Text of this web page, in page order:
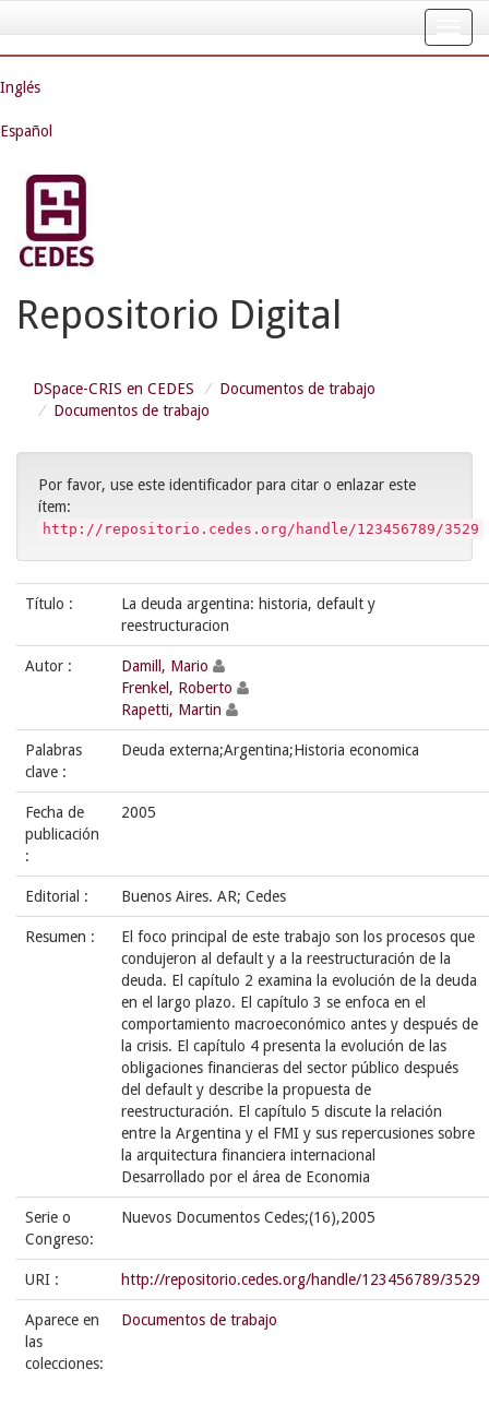
navigation
Inglés
Español
Repositorio Digital
DSpace-CRIS en CEDES
Documentos de trabajo
Documentos de trabajo
Por favor, use este identificador para citar o enlazar este
ítem:
http://repositorio.cedes.org/handle/123456789/3529
Título :
La deuda argentina: historia, default y
reestructuracion
Autor :
Damill, Mario
Frenkel, Roberto
Rapetti, Martin
Palabras
clave :
Deuda externa;Argentina;Historia economica
Fecha de
publicación
:
2005
Editorial : Buenos Aires. AR; Cedes
Resumen :
El foco principal de este trabajo son los procesos que
condujeron al default y a la reestructuración de la
deuda. El capítulo 2 examina la evolución de la deuda
en el largo plazo. El capítulo 3 se enfoca en el
comportamiento macroeconómico antes y después de
la crisis. El capítulo 4 presenta la evolución de las
obligaciones financieras del sector público después
del default y describe la propuesta de
reestructuración. El capítulo 5 discute la relación
entre la Argentina y el FMI y sus repercusiones sobre
la arquitectura financiera internacional
Desarrollado por el área de Economia
Serie o
Congreso:
Nuevos Documentos Cedes;(16),2005
URI : http://repositorio.cedes.org/handle/123456789/3529
Aparece en
las
colecciones:
Documentos de trabajo